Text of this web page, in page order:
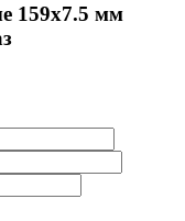
159x7.5 мм